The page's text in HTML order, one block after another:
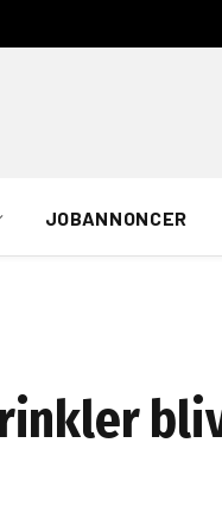
JOBANNONCER